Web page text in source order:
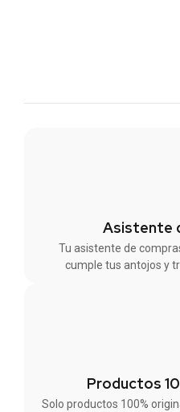
Asistente
Tu asistente de
cumple tus antojos y
Productos
Solo productos 100%